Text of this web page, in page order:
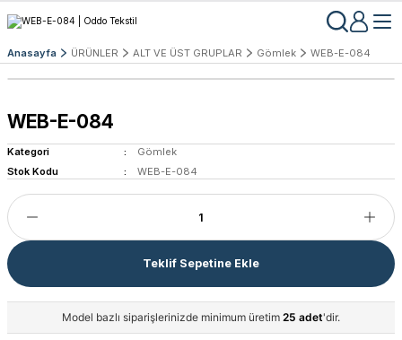
Anasayfa ÜRÜNLER ALT VE ÜST GRUPLAR Gömlek WEB-E-084
WEB-E-084
Kategori
Gömlek
Stok Kodu
WEB-E-084
Teklif Sepetine Ekle
Model bazlı siparişlerinizde minimum üretim 25 adet'dir.